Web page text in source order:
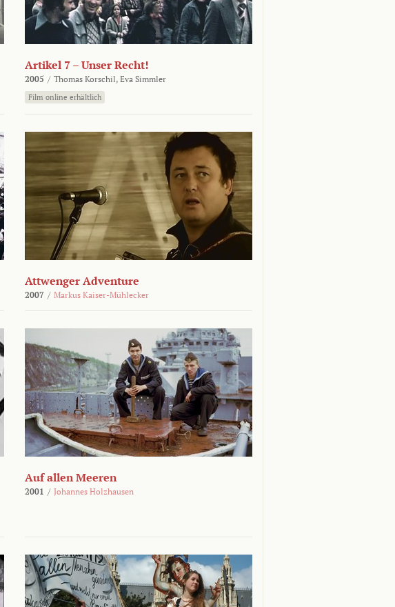
Artikel 7 – Unser Recht!
2005 / Thomas Korschil, Eva Simmler
Film online erhältlich
Attwenger Adventure
2007 / Markus Kaiser-Mühlecker
Auf allen Meeren
2001 / Johannes Holzhausen